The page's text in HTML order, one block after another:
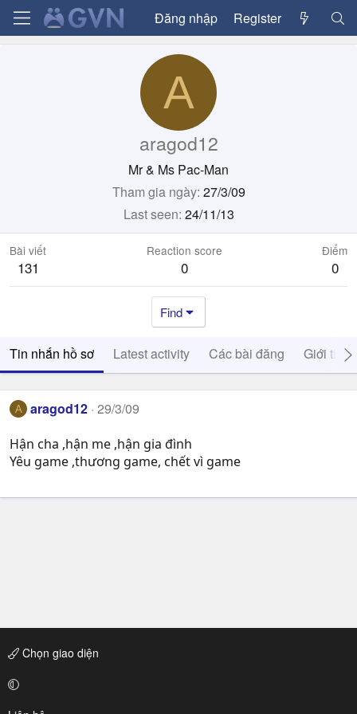
Đăng nhập Register
A
aragod12
Mr & Ms Pac-Man
Tham gia ngày 27/3/09
Last seen 24/11/13
Bài viết
131
Reaction score
0
Điểm
0
Find
Tin nhắn hồ sơ Latest activity Các bài đăng Giới thiệu
A aragod12 29/3/09
Hận cha ,hận me ,hận gia đình
Yêu game ,thương game, chết vì game
Chọn giao diện